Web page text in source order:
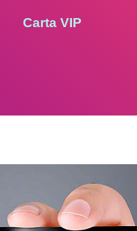
Carta VIP